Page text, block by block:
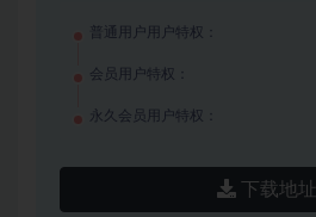
普通用户用户特权：
会员用户特权：
永久会员用户特权：
下载地址